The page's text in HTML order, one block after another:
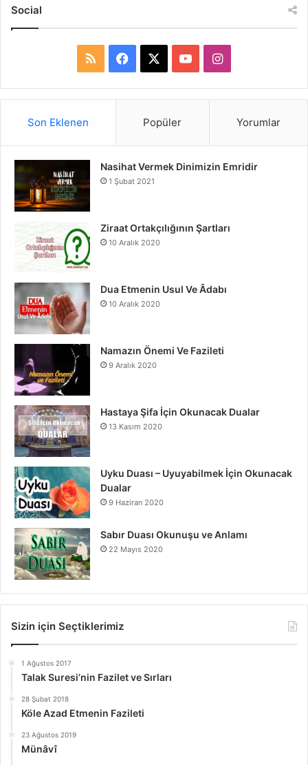
Social
S
a
b
o
o
u
e
I
n
a
r
Son Eklenen Popüler Yorumlar
Nasihat Vermek Dinimizin Emridir
1 Şubat 2021
Ziraat Ortakçılığının Şartları
10 Aralık 2020
Dua Etmenin Usul Ve Âdabı
10 Aralık 2020
Namazın Önemi Ve Fazileti
9 Aralık 2020
Hastaya Şifa İçin Okunacak Dualar
13 Kasım 2020
Uyku Duası – Uyuyabilmek İçin Okunacak
Dualar
9 Haziran 2020
Sabır Duası Okunuşu ve Anlamı
22 Mayıs 2020
Sizin için Seçtiklerimiz
1 Ağustos 2017
Talak Suresi’nin Fazilet ve Sırları
28 Şubat 2018
Köle Azad Etmenin Fazileti
23 Ağustos 2019
Münâvî